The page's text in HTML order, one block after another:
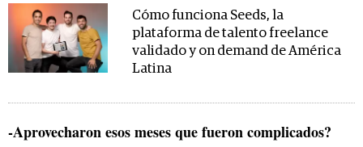
Cómo funciona Seeds, la
plataforma de talento freelance
validado y on demand de América
Latina
-Aprovecharon esos meses que fueron complicados?